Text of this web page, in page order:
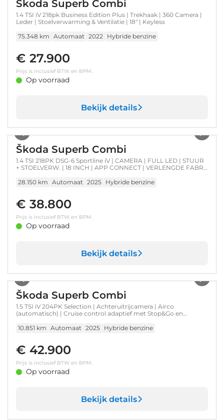
Škoda Superb Combi
1.4 TSI iV 218pk Business Edition Plus | Trekhaak | 360 Camera |
Leder | Stoelverwarming & Ventilatie | 18" | Keyless
75.348 km Automaat 2022 Hybride benzine
€ 27.900
Prijs is inclusief BTW en BPM.
Op voorraad
Bekijk details
Škoda Superb Combi
1.4 TSI 218PK DSG-6 Sportline iV | CAMERA | FULL LED | STUUR
+ STOELVERW. | 18 INCH | APP CONNECT | VERLENGDE FABR.
28.150 km Automaat 2025 Hybride benzine
€ 38.800
Prijs is inclusief BTW en BPM.
Op voorraad
Bekijk details
Škoda Superb Combi
1.5 TSI iV 204PK Selection | Achteruitrijcamera | Airco
(automatisch) | Cruise control adaptief met Stop&Go en
10.851 km Automaat 2025 Hybride benzine
€ 42.900
Prijs is inclusief BTW en BPM.
Op voorraad
Bekijk details